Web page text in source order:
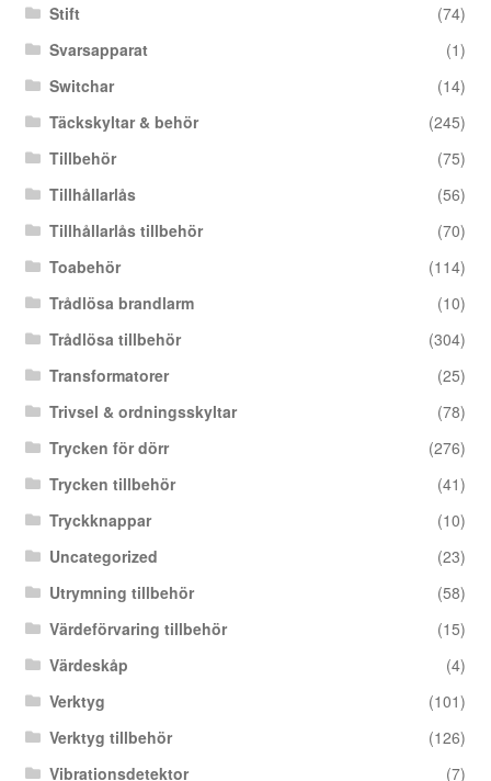
Stift
(74)
Svarsapparat
(1)
Switchar
(14)
Täckskyltar & behör
(245)
Tillbehör
(75)
Tillhållarlås
(56)
Tillhållarlås tillbehör
(70)
Toabehör
(114)
Trådlösa brandlarm
(10)
Trådlösa tillbehör
(304)
Transformatorer
(25)
Trivsel & ordningsskyltar
(78)
Trycken för dörr
(276)
Trycken tillbehör
(41)
Tryckknappar
(10)
Uncategorized
(23)
Utrymning tillbehör
(58)
Värdeförvaring tillbehör
(15)
Värdeskåp
(4)
Verktyg
(101)
Verktyg tillbehör
(126)
Vibrationsdetektor
(7)